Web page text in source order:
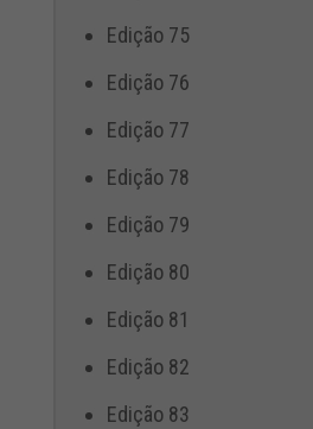
Edição 75
Edição 76
Edição 77
Edição 78
Edição 79
Edição 80
Edição 81
Edição 82
Edição 83